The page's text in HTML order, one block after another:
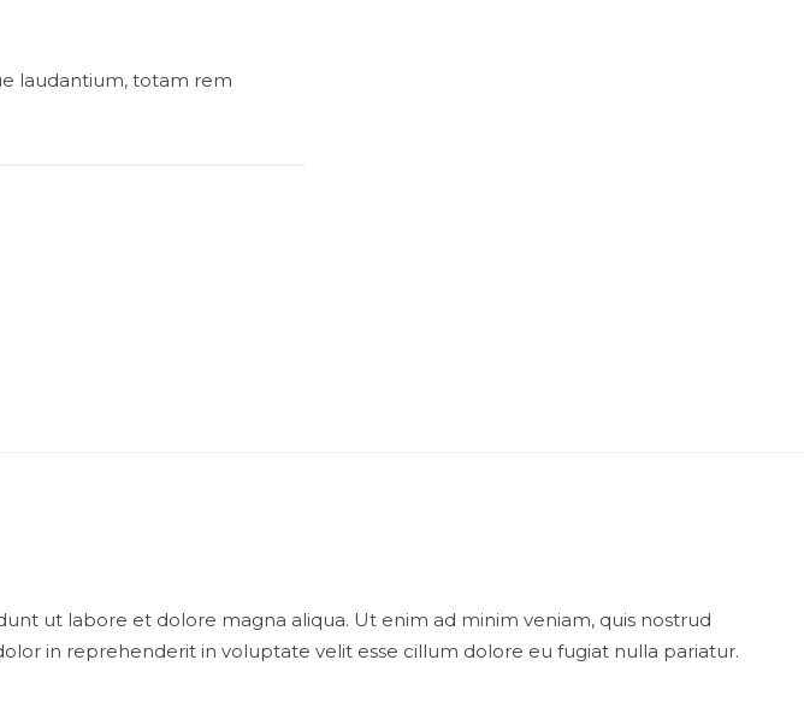
laudantium, totam rem
ut labore et dolore magna aliqua. Ut enim ad minim veniam, quis nostrud
in reprehenderit in voluptate velit esse cillum dolore eu fugiat nulla pariatur.